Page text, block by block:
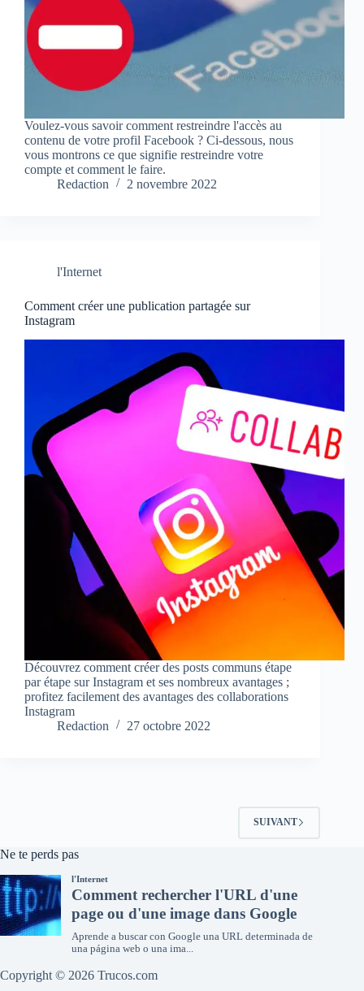
Voulez-vous savoir comment restreindre l'accès au
contenu de votre profil Facebook ? Ci-dessous, nous
vous montrons ce que signifie restreindre votre
compte et comment le faire.
Redaction
2 novembre 2022
l'Internet
Comment créer une publication partagée sur
Instagram
Découvrez comment créer des posts communs étape
par étape sur Instagram et ses nombreux avantages ;
profitez facilement des avantages des collaborations
Instagram
Redaction
27 octobre 2022
SUIVANT
Ne te perds pas
Copyright © 2026 Trucos.com